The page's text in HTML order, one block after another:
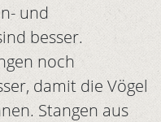
und
besser.
noch
damit die Vögel
Stangen aus